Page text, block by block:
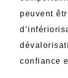
peuvent
confiance